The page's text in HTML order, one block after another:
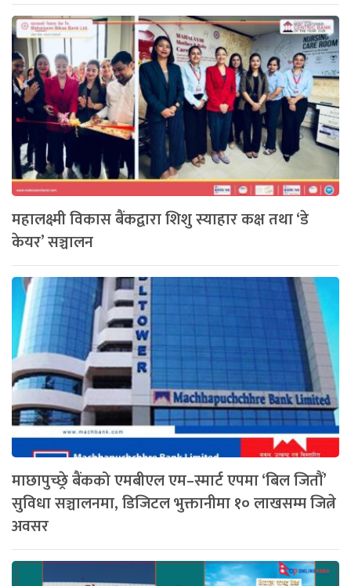
महालक्ष्मी विकास बैंकद्वारा शिशु स्याहार कक्ष तथा ‘डे
केयर’ सञ्चालन
माछापुच्छ्रे बैंकको एमबीएल एम–स्मार्ट एपमा ‘बिल जितौं’
सुविधा सञ्चालनमा, डिजिटल भुक्तानीमा १० लाखसम्म जित्ने
अवसर